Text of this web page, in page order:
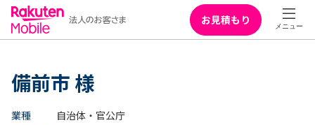
お見積もり
備前市 様
業種
自治体・官公庁